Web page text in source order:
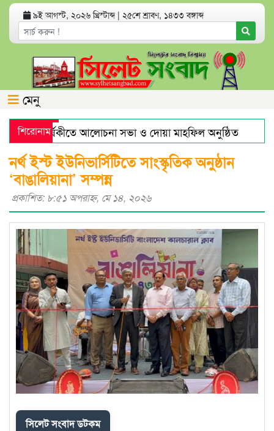
৯ই আগস্ট, ২০২৬ খ্রিস্টাব্দ | ২৫শে শ্রাবণ, ১৪৩৩ বঙ্গাব্দ
মেনু
শিরোনাম
মৃত্যুবার্ষিকীতে আলোচনা সভা ও দোয়া মাহফিল অনুষ্ঠিত
স্বর্ণের দামে বড় লাফ
যেসব অ্যাপ থাকলে হ্যাকড হতে
নর্থ ইস্ট ইউনিভার্সিটিতে সাংস্কৃতিক অনুষ্ঠান
‘বাঙালিয়ানা’ সম্পন্ন
প্রকাশিত: ৮:৫১ অপরাহ্ণ, মে ১৪, ২০২৬
সিলেট সংবাদ ডটকম